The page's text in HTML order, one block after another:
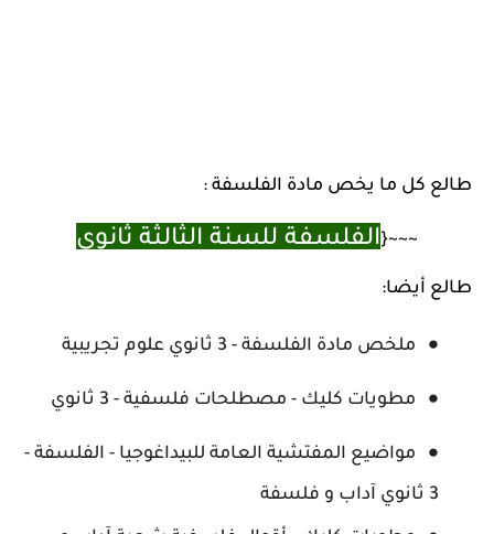
طالع كل ما يخص مادة الفلسفة :
~~~{الفلسفة للسنة الثالثة ثانوي
طالع أيضا:
ملخص مادة الفلسفة - 3 ثانوي علوم تجريبية
مطويات كليك - مصطلحات فلسفية - 3 ثانوي
مواضيع المفتشية العامة للبيداغوجيا - الفلسفة -
3 ثانوي آداب و فلسفة